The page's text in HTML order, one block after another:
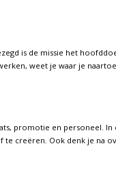
is de missie het
weet je waar je
promotie en personeel.
creëren. Ook denk je na